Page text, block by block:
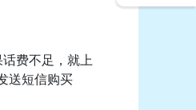
费不足，就上
送短信购买